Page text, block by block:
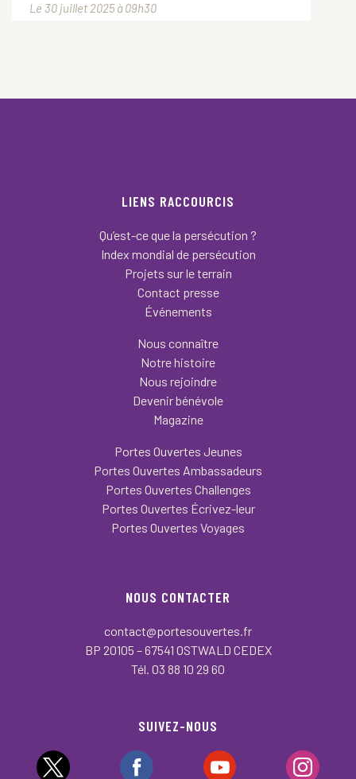
Le 30 juillet 2025 à 09h30
LIENS RACCOURCIS
Qu’est-ce que la persécution ?
Index mondial de persécution
Projets sur le terrain
Contact presse
Événements
Nous connaître
Notre histoire
Nous rejoindre
Devenir bénévole
Magazine
Portes Ouvertes Jeunes
Portes Ouvertes Ambassadeurs
Portes Ouvertes Challenges
Portes Ouvertes Écrivez-leur
Portes Ouvertes Voyages
NOUS CONTACTER
contact@portesouvertes.fr
BP 20105 – 67541 OSTWALD CEDEX
Tél. 03 88 10 29 60
SUIVEZ-NOUS